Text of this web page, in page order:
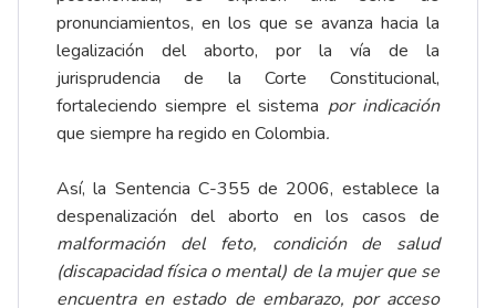
pronunciamientos, en los que se avanza hacia la
legalización del aborto, por la vía de la
jurisprudencia de la Corte Constitucional,
fortaleciendo siempre el sistema por indicación
que siempre ha regido en Colombia.
Así, la Sentencia C-355 de 2006, establece la
despenalización del aborto en los casos de
malformación del feto, condición de salud
(discapacidad física o mental) de la mujer que se
encuentra en estado de embarazo, por acceso